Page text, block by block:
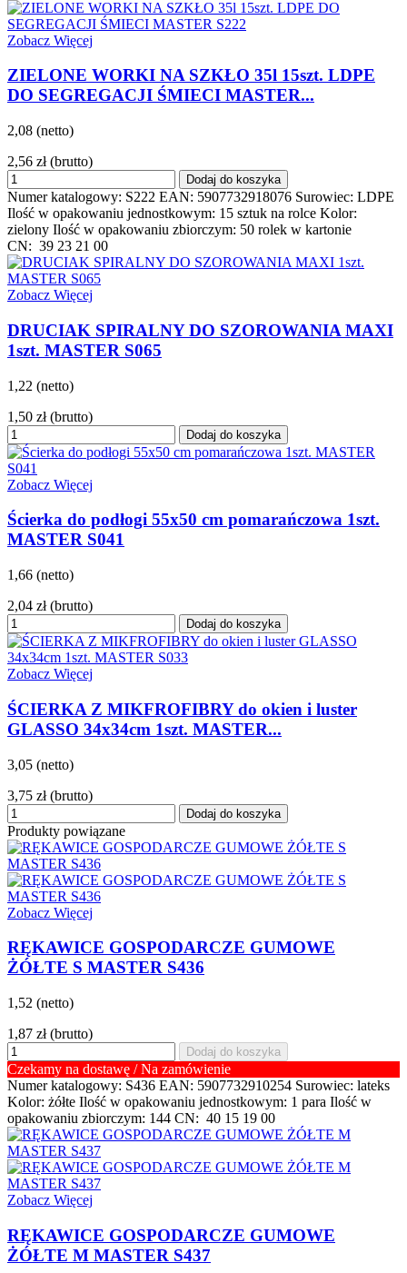
Zobacz Więcej
ZIELONE WORKI NA SZKŁO 35l 15szt. LDPE
DO SEGREGACJI ŚMIECI MASTER...
2,08 (netto)
2,56 zł (brutto)
Dodaj do koszyka
Numer katalogowy: S222 EAN: 5907732918076 Surowiec: LDPE
Ilość w opakowaniu jednostkowym: 15 sztuk na rolce Kolor:
zielony Ilość w opakowaniu zbiorczym: 50 rolek w kartonie
CN: 39 23 21 00
Zobacz Więcej
DRUCIAK SPIRALNY DO SZOROWANIA MAXI
1szt. MASTER S065
1,22 (netto)
1,50 zł (brutto)
Dodaj do koszyka
Zobacz Więcej
Ścierka do podłogi 55x50 cm pomarańczowa 1szt.
MASTER S041
1,66 (netto)
2,04 zł (brutto)
Dodaj do koszyka
Zobacz Więcej
ŚCIERKA Z MIKFROFIBRY do okien i luster
GLASSO 34x34cm 1szt. MASTER...
3,05 (netto)
3,75 zł (brutto)
Dodaj do koszyka
Produkty powiązane
Zobacz Więcej
RĘKAWICE GOSPODARCZE GUMOWE
ŻÓŁTE S MASTER S436
1,52 (netto)
1,87 zł (brutto)
Dodaj do koszyka
Czekamy na dostawę / Na zamówienie
Numer katalogowy: S436 EAN: 5907732910254 Surowiec: lateks
Kolor: żółte Ilość w opakowaniu jednostkowym: 1 para Ilość w
opakowaniu zbiorczym: 144 CN: 40 15 19 00
Zobacz Więcej
RĘKAWICE GOSPODARCZE GUMOWE
ŻÓŁTE M MASTER S437